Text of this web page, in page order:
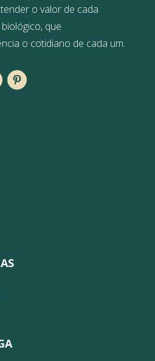
o valor de cada
que
o cotidiano de cada um.